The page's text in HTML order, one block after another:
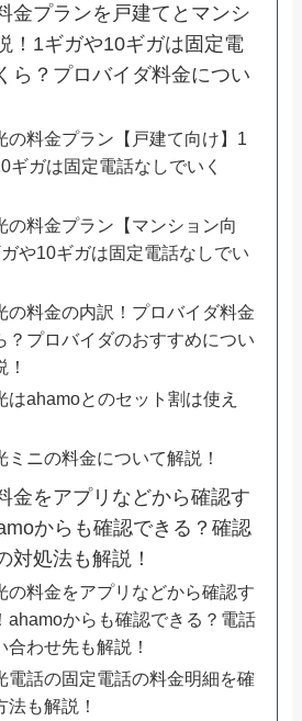
金プランを戸建てとマンシ
！1ギガや10ギガは固定電
ら？プロバイダ料金につい
の料金プラン【戸建て向け】1
ギガは固定電話なしでいく
の料金プラン【マンション向
や10ギガは固定電話なしでい
の料金の内訳！プロバイダ料金
？プロバイダのおすすめについ
はahamoとのセット割は使え
ミニの料金について解説！
金をアプリなどから確認す
からも確認できる？確認
対処法も解説！
の料金をアプリなどから確認す
ahamoからも確認できる？電話
合わせ先も解説！
電話の固定電話の料金明細を確
法も解説！